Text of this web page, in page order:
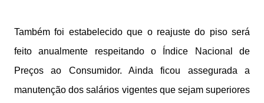
Também foi estabelecido que o reajuste do piso será
feito anualmente respeitando o Índice Nacional de
Preços ao Consumidor. Ainda ficou assegurada a
manutenção dos salários vigentes que sejam superiores